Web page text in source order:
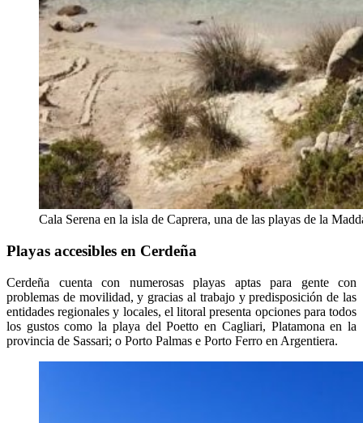
Cala Serena en la isla de Caprera, una de las playas de la
Playas accesibles en Cerdeña
Cerdeña cuenta con numerosas playas aptas para gente con
problemas de movilidad, y gracias al trabajo y predisposición de las
entidades regionales y locales, el litoral presenta opciones para todos
los gustos como la playa del Poetto en Cagliari, Platamona en la
provincia de Sassari; o Porto Palmas e Porto Ferro en Argentiera.